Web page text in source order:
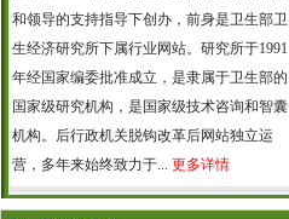
和领导的支持指导下创办，前身是卫生部卫
生经济研究所下属行业网站。研究所于1991
年经国家编委批准成立，是隶属于卫生部的
国家级研究机构，是国家级技术咨询和智囊
机构。后行政机关脱钩改革后网站独立运
营，多年来始终致力于... 更多详情